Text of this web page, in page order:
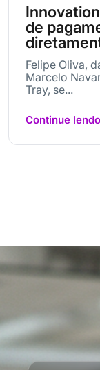
de
Felipe Oliva,
Marcelo
Tray, se...
Continue lendo